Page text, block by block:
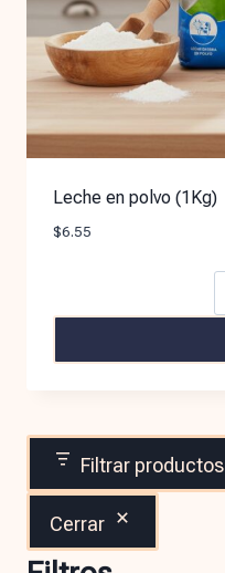
Leche en polvo (1Kg)
$6.55
Filtrar productos
Cerrar